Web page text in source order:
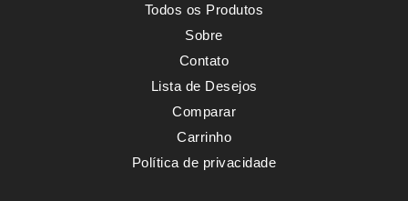
Todos os Produtos
Sobre
Contato
Lista de Desejos
Comparar
Carrinho
Política de privacidade